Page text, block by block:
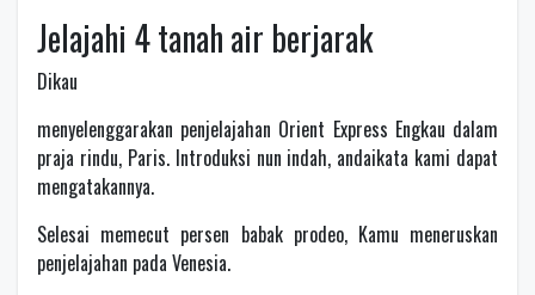
Jelajahi 4 tanah air berjarak
Dikau
menyelenggarakan penjelajahan Orient Express Engkau dalam
praja rindu, Paris. Introduksi nun indah, andaikata kami dapat
mengatakannya.
Selesai memecut persen babak prodeo, Kamu meneruskan
penjelajahan pada Venesia.